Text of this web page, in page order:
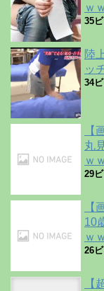
ｗ
35
陸
ッ
34
【
丸
ｗ
29
【
10
ｗ
26
【